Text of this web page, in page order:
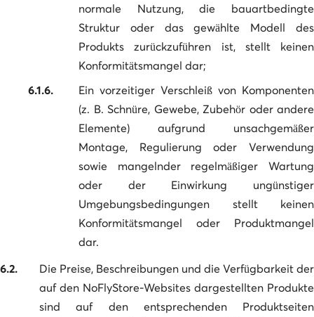
normale Nutzung, die bauartbedingte
Struktur oder das gewählte Modell des
Produkts zurückzuführen ist, stellt keinen
Konformitätsmangel dar;
6.1.6.
Ein vorzeitiger Verschleiß von Komponenten
(z. B. Schnüre, Gewebe, Zubehör oder andere
Elemente) aufgrund unsachgemäßer
Montage, Regulierung oder Verwendung
sowie mangelnder regelmäßiger Wartung
oder der Einwirkung ungünstiger
Umgebungsbedingungen stellt keinen
Konformitätsmangel oder Produktmangel
dar.
6.2.
Die Preise, Beschreibungen und die Verfügbarkeit der
auf den NoFlyStore-Websites dargestellten Produkte
sind auf den entsprechenden Produktseiten